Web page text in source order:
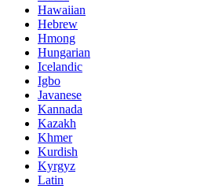
Hawaiian
Hebrew
Hmong
Hungarian
Icelandic
Igbo
Javanese
Kannada
Kazakh
Khmer
Kurdish
Kyrgyz
Latin